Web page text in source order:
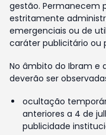
gestão. Permanecem
estritamente
emergenciais ou de
caráter publicitário ou
No âmbito do Ibram e
deverão ser
ocultação
anteriores a 4 de
publicidade